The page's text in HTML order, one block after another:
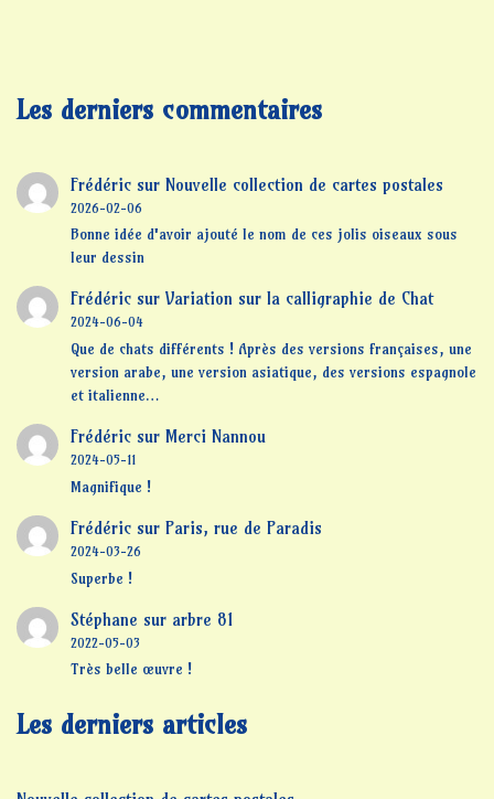
Les derniers commentaires
Frédéricsur Nouvelle collection de cartes postales
2026-02-06
Bonne idée d'avoir ajouté le nom de ces jolis oiseaux sous
leur dessin
Frédéricsur Variation sur la calligraphie de Chat
2024-06-04
Que de chats différents ! Après des versions françaises, une
version arabe, une version asiatique, des versions espagnole
et italienne…
Frédéricsur Merci Nannou
2024-05-11
Magnifique !
Frédéricsur Paris, rue de Paradis
2024-03-26
Superbe !
Stéphane sur arbre 81
2022-05-03
Très belle œuvre !
Les derniers articles